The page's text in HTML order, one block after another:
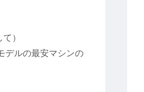
）
デルの最安マシンの